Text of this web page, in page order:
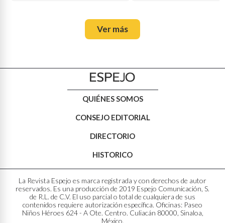
Ver más
QUIÉNES SOMOS
CONSEJO EDITORIAL
DIRECTORIO
HISTORICO
La Revista Espejo es marca registrada y con derechos de autor
reservados. Es una producción de 2019 Espejo Comunicación, S.
de R.L. de C.V. El uso parcial o total de cualquiera de sus
contenidos requiere autorización específica. Oficinas: Paseo
Niños Héroes 624 - A Ote. Centro. Culiacán 80000, Sinaloa,
México.